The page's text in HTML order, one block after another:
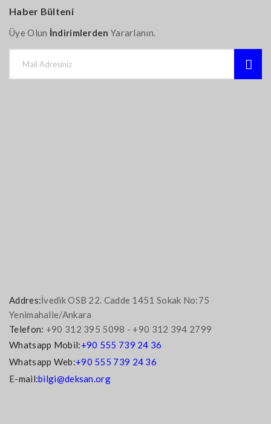
Haber Bülteni
Üye Olun İndirimlerden Yararlanın.
Addres:İvedik OSB 22. Cadde 1451 Sokak No:75
Yenimahalle/Ankara
Telefon: +90 312 395 5098 - +90 312 394 2799
Whatsapp Mobil:+90 555 739 24 36
Whatsapp Web:+90 555 739 24 36
E-mail:bilgi@deksan.org